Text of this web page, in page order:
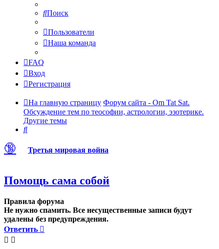
Поиск
Пользователи
Наша команда
FAQ
Вход
Регистрация
На главную страницу Форум сайта - Om Tat Sat.
Обсуждение тем по теософии, астрологии, эзотерике.
Другие темы
Поиск
🔞 Третья мировая война
Помощь сама собой
Правила форума
Не нужно спамить. Все несущественные записи будут
удалены без предупреждения.
Ответить